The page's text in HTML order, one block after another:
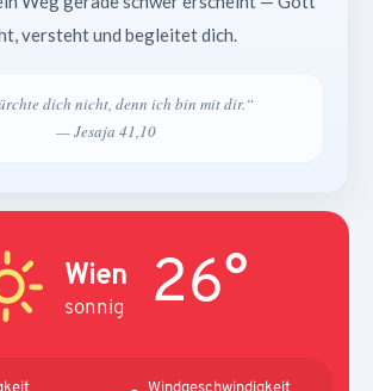
versteht und begleitet dich.
dich nicht, denn ich bin mit dir.“
— Jesaja 41,10
Wien
sonnig 26°